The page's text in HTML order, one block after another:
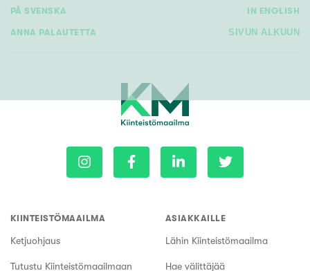
PÅ SVENSKA IN ENGLISH
ANNA PALAUTETTA SIVUN ALKUUN
KIINTEISTÖMAAILMA
Ketjuohjaus
Tutustu Kiinteistömaailmaan
ASIAKKAILLE
Lähin Kiinteistömaailma
Hae välittäjää